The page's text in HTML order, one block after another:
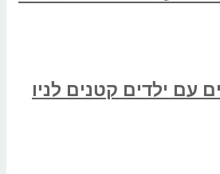
עם ילדים קטנים לניו